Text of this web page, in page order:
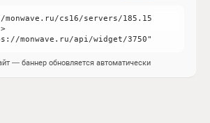
— баннер обновляется автоматически